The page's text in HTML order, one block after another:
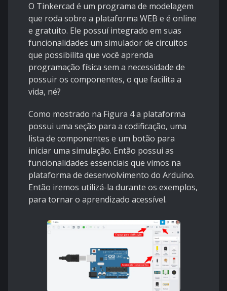
O Tinkercad é um programa de modelagem
que roda sobre a plataforma WEB e é online
e gratuito. Ele possuí integrado em suas
funcionalidades um simulador de circuitos
que possibilita que você aprenda
programação física sem a necessidade de
possuir os componentes, o que facilita a
vida, né?
Como mostrado na Figura 4 a plataforma
possui uma seção para a codificação, uma
lista de componentes e um botão para
iniciar uma simulação. Então possui as
funcionalidades essenciais que vimos na
plataforma de desenvolvimento do Arduíno.
Então iremos utilizá-la durante os exemplos,
para tornar o aprendizado acessível.